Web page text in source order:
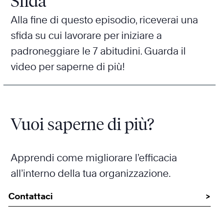
Alla fine di questo episodio, riceverai una
sfida su cui lavorare per iniziare a
padroneggiare le 7 abitudini. Guarda il
video per saperne di più!
Vuoi saperne di più?
Apprendi come migliorare l’efficacia
all’interno della tua organizzazione.
Contattaci